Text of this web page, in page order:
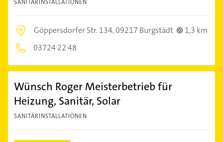
SANITÄRINSTALLATIONEN
Göppersdorfer Str. 134,09217 Burgstädt
1,3 km
03724 22 48
Wünsch Roger Meisterbetrieb für
Heizung, Sanitär, Solar
SANITÄRINSTALLATIONEN